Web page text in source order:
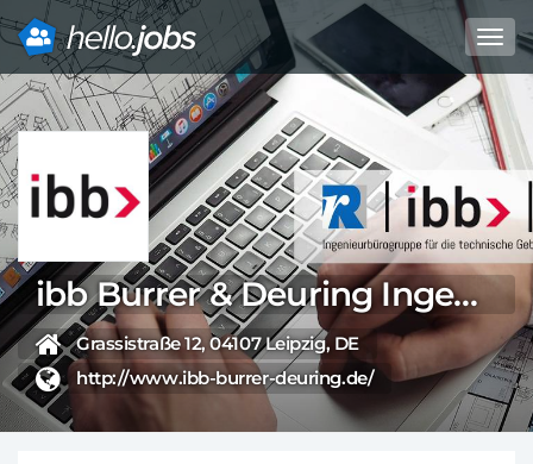
Direkt
zum
Inhalt
ibb Burrer & Deuring Ingenieurbüro GmbH - Leipzig
Grassistraße 12, 04107 Leipzig, DE
http://www.ibb-burrer-deuring.de/